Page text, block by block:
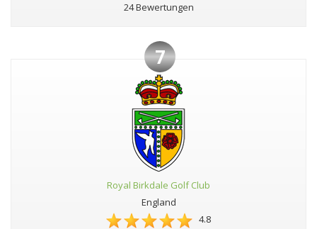
24 Bewertungen
7
Royal Birkdale Golf Club
England
4.8